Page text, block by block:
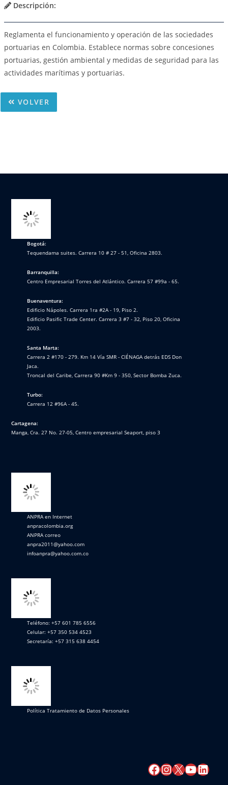
Descripción:
Reglamenta el funcionamiento y operación de las sociedades
portuarias en Colombia. Establece normas sobre concesiones
portuarias, gestión ambiental y medidas de seguridad para las
actividades marítimas y portuarias.
VOLVER
Bogotá:
Tequendama suites. Carrera 10 # 27 - 51, Oficina 2803.
Barranquilla:
Centro Empresarial Torres del Atlántico. Carrera 57 #99a - 65.
Buenaventura:
Edificio Nápoles. Carrera 1ra #2A - 19, Piso 2.
Edificio Pasific Trade Center. Carrera 3 #7 - 32, Piso 20, Oficina
2003.
Santa Marta:
Carrera 2 #170 - 279. Km 14 Vía SMR - CIÉNAGA detrás EDS Don
Jaca.
Troncal del Caribe, Carrera 90 #Km 9 - 350, Sector Bomba Zuca.
Turbo:
Carrera 12 #96A - 45.
Cartagena:
Manga, Cra. 27 No. 27-05, Centro empresarial Seaport, piso 3
ANPRA en Internet
anpracolombia.org
ANPRA correo
anpra2011@yahoo.com
infoanpra@yahoo.com.co
Teléfono: +57 601 785 6556
Celular: +57 350 534 4523
Secretaría: +57 315 638 4454
Política Tratamiento de Datos Personales